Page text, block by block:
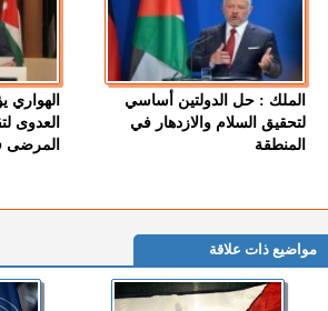
الملك : حل الدولتين أساسي
لتحقيق السلام والازدهار في
المنطقة
الهواري
العدوى
المرضى
مواضيع ذات علاقة